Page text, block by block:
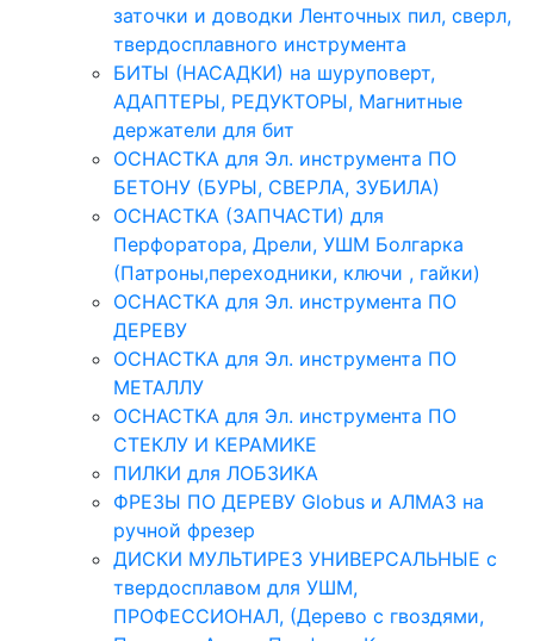
заточки и доводки Ленточных пил, сверл,
твердосплавного инструмента
БИТЫ (НАСАДКИ) на шуруповерт,
АДАПТЕРЫ, РЕДУКТОРЫ, Магнитные
держатели для бит
ОСНАСТКА для Эл. инструмента ПО
БЕТОНУ (БУРЫ, СВЕРЛА, ЗУБИЛА)
ОСНАСТКА (ЗАПЧАСТИ) для
Перфоратора, Дрели, УШМ Болгарка
(Патроны,переходники, ключи , гайки)
ОСНАСТКА для Эл. инструмента ПО
ДЕРЕВУ
ОСНАСТКА для Эл. инструмента ПО
МЕТАЛЛУ
ОСНАСТКА для Эл. инструмента ПО
СТЕКЛУ И КЕРАМИКЕ
ПИЛКИ для ЛОБЗИКА
ФРЕЗЫ ПО ДЕРЕВУ Globus и АЛМАЗ на
ручной фрезер
ДИСКИ МУЛЬТИРЕЗ УНИВЕРСАЛЬНЫЕ с
твердосплавом для УШМ,
ПРОФЕССИОНАЛ, (Дерево с гвоздями,